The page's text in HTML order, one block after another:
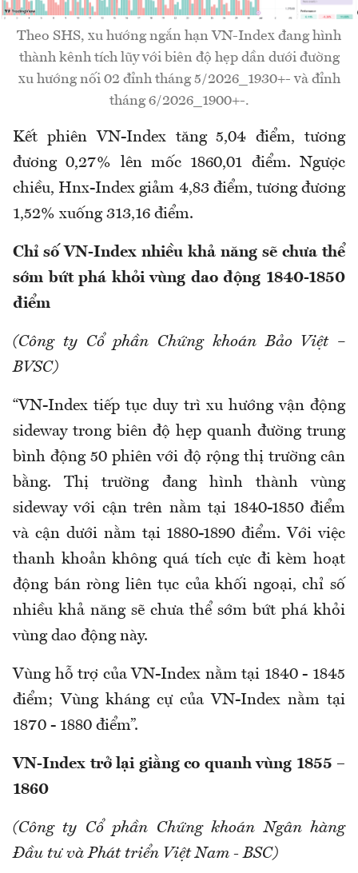
Theo SHS, xu hướng ngắn hạn VN-Index đang hình
thành kênh tích lũy với biên độ hẹp dần dưới đường
xu hướng nối 02 đỉnh tháng 5/2026_1930+- và đỉnh
tháng 6/2026_1900+-.
Kết phiên VN-Index tăng 5,04 điểm, tương
đương 0,27% lên mốc 1860,01 điểm. Ngược
chiều, Hnx-Index giảm 4,83 điểm, tương đương
1,52% xuống 313,16 điểm.
Chỉ số VN-Index nhiều khả năng sẽ chưa thể
sớm bứt phá khỏi vùng dao động 1840-1850
điểm
(Công ty Cổ phần Chứng khoán Bảo Việt –
BVSC)
“VN-Index tiếp tục duy trì xu hướng vận động
sideway trong biên độ hẹp quanh đường trung
bình động 50 phiên với độ rộng thị trường cân
bằng. Thị trường đang hình thành vùng
sideway với cận trên nằm tại 1840-1850 điểm
và cận dưới nằm tại 1880-1890 điểm. Với việc
thanh khoản không quá tích cực đi kèm hoạt
động bán ròng liên tục của khối ngoại, chỉ số
nhiều khả năng sẽ chưa thể sớm bứt phá khỏi
vùng dao động này.
Vùng hỗ trợ của VN-Index nằm tại 1840 - 1845
điểm; Vùng kháng cự của VN-Index nằm tại
1870 - 1880 điểm”.
VN-Index trở lại giằng co quanh vùng 1855 –
1860
(Công ty Cổ phần Chứng khoán Ngân hàng
Đầu tư và Phát triển Việt Nam - BSC)